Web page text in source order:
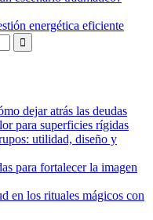
energética eficiente
dejar atrás las deudas
para superficies rígidas
utilidad, diseño y
para fortalecer la imagen
en los rituales mágicos con